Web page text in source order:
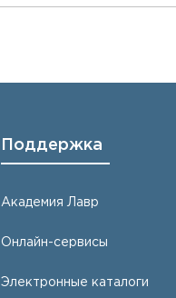
Поддержка
Академия Лавр
Онлайн-сервисы
Электронные каталоги